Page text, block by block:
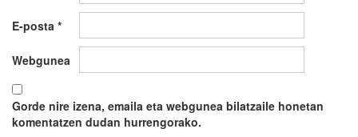
E-posta *
Webgunea
Gorde nire izena, emaila eta webgunea bilatzaile honetan
komentatzen dudan hurrengorako.